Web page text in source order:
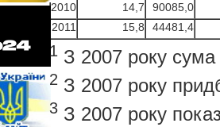
2010
14,7
90085,0
2011
15,8 44481,4
1 З 2007 року сума
2 З 2007 року
3 З 2007 року